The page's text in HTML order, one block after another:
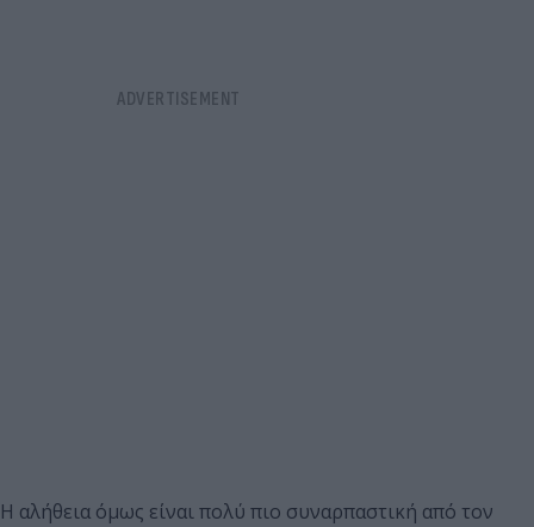
Η αλήθεια όμως είναι πολύ πιο συναρπαστική από τον